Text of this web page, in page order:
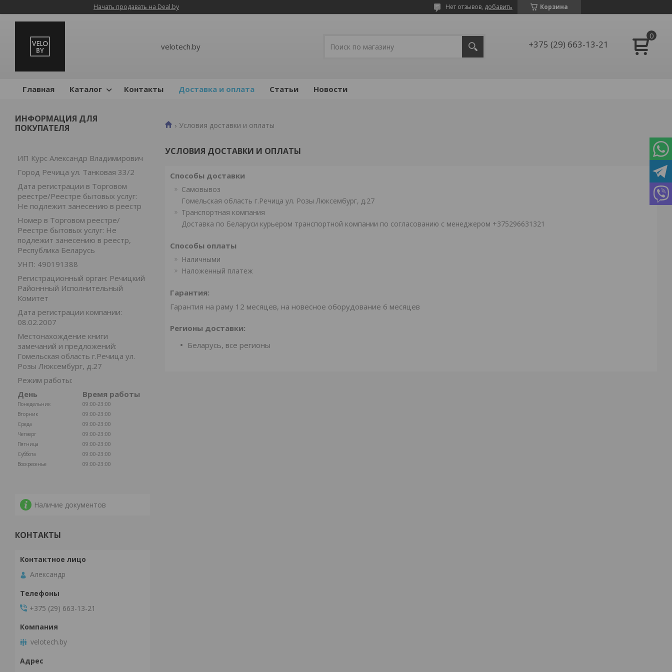
Начать продавать на Deal.by Корзина
Нет отзывов, добавить
velotech.by +375 (29) 663-13-21
Главная Каталог Контакты Доставка и оплата Статьи Новости
Условия доставки и оплаты
УСЛОВИЯ ДОСТАВКИ И ОПЛАТЫ
Способы доставки
Самовывоз
Гомельская область г.Речица ул. Розы Люксембург, д.27
Транспортная компания
Доставка по Беларуси курьером транспортной компании по согласованию с менеджером +375296631321
Способы оплаты
Наличными
Наложенный платеж
Гарантия:
Гарантия на раму 12 месяцев, на новесное оборудование 6 месяцев
Регионы доставки:
Беларусь, все регионы
ИНФОРМАЦИЯ ДЛЯ
ПОКУПАТЕЛЯ
ИП Курс Александр Владимирович
Город Речица ул. Танковая 33/2
Дата регистрации в Торговом
реестре/Реестре бытовых услуг:
Не подлежит занесению в реестр
Номер в Торговом реестре/
Реестре бытовых услуг: Не
подлежит занесению в реестр,
Республика Беларусь
УНП: 490191388
Регистрационный орган: Речицкий
Районнный Исполнительный
Комитет
Дата регистрации компании:
08.02.2007
Местонахождение книги
замечаний и предложений:
Гомельская область г.Речица ул.
Розы Люксембург, д.27
Режим работы:
День
Время работы
Понедельник
09:00-23:00
Вторник
09:00-23:00
Среда
09:00-23:00
Четверг
09:00-23:00
Пятница
09:00-23:00
Суббота
09:00-23:00
Воскресенье
09:00-23:00
Наличие документов
КОНТАКТЫ
Александр
+375 (29) 663-13-21
velotech.by